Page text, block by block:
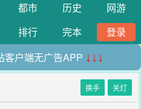
都市 历史
网游
排行 完本
登录
客户端无广告APP ↓↓↓
换手 关灯